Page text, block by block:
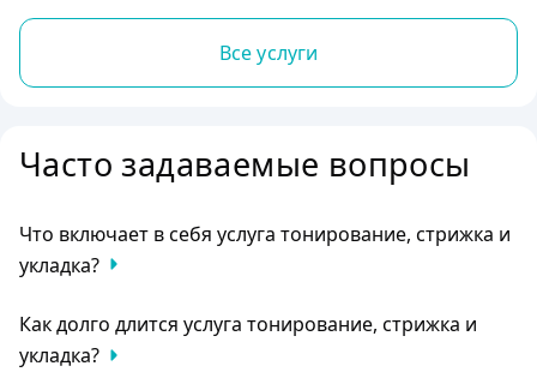
Все услуги
Часто задаваемые вопросы
Что включает в себя услуга тонирование, стрижка и
укладка?
средства, выполнение стрижки и укладку волос.
Как долго длится услуга тонирование, стрижка и
укладка?